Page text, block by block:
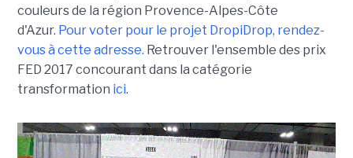
couleurs de la région Provence-Alpes-Côte
d'Azur. Pour voter pour le projet DropiDrop, rendez-
vous à cette adresse. Retrouver l'ensemble des prix
FED 2017 concourant dans la catégorie
transformation ici.